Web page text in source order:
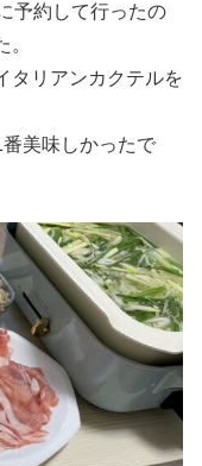
予約して行ったの
タリアンカクテルを
美味しかったで